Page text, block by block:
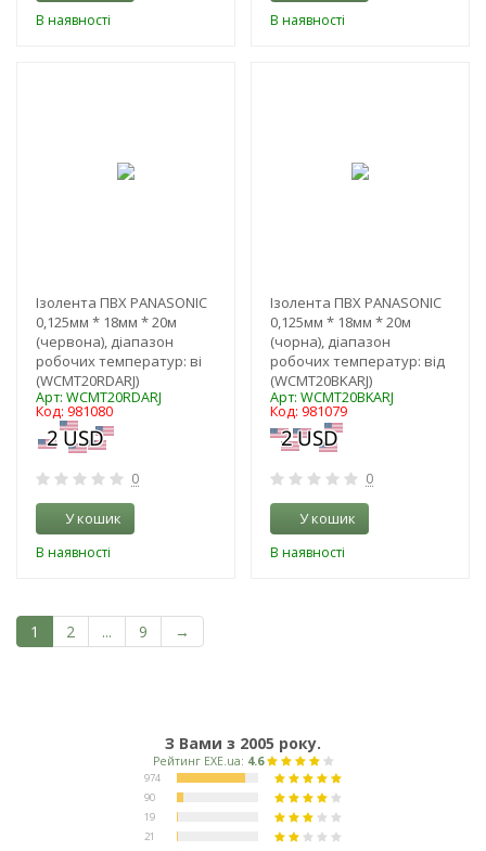
В наявності В наявності
Ізолента ПВХ PANASONIC
0,125мм * 18мм * 20м
(червона), діапазон
робочих температур: ві
(WCMT20RDARJ)
Арт: WCMT20RDARJ
Код: 981080
0
У кошик
В наявності
Ізолента ПВХ PANASONIC
0,125мм * 18мм * 20м
(чорна), діапазон
робочих температур: від
(WCMT20BKARJ)
Арт: WCMT20BKARJ
Код: 981079
0
У кошик
В наявності
1 2 ... 9 →
З Вами з 2005 року.